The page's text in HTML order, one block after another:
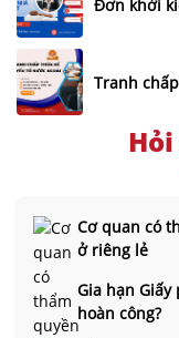
Đơn khởi
Tranh
Cơ quan có
ở riêng lẻ
Gia hạn
hoàn công?